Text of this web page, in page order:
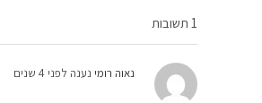
1 תשובות
נאוה רומי נענה לפני 4 שנים